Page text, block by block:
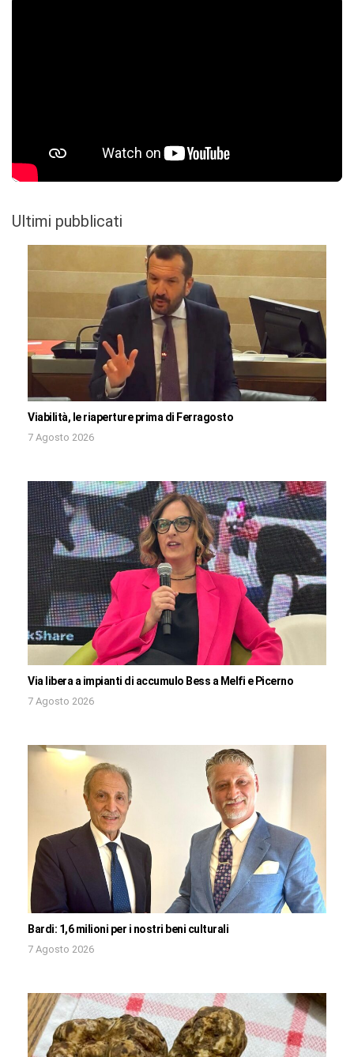
Ultimi pubblicati
Viabilità, le riaperture prima di Ferragosto
7 Agosto 2026
Via libera a impianti di accumulo Bess a Melfi e Picerno
7 Agosto 2026
Bardi: 1,6 milioni per i nostri beni culturali
7 Agosto 2026